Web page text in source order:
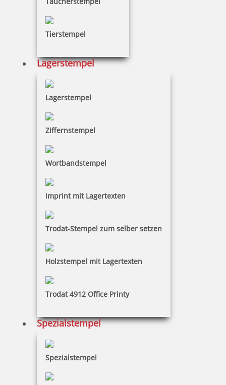
Tierstempel
Lagerstempel
Lagerstempel
Ziffernstempel
Wortbandstempel
Imprint mit Lagertexten
Trodat-Stempel zum selber setzen
Holzstempel mit Lagertexten
Trodat 4912 Office Printy
Spezialstempel
Spezialstempel